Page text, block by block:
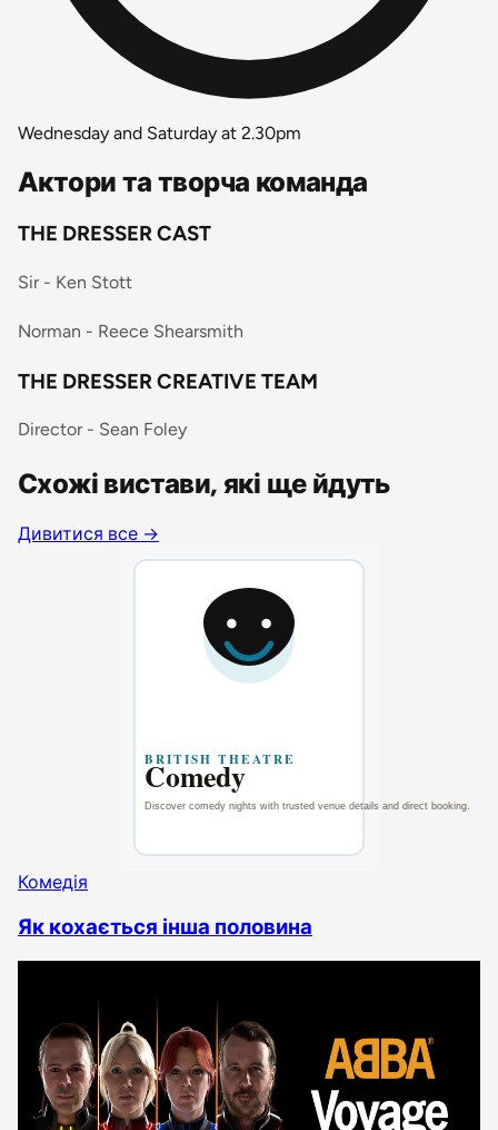
Wednesday and Saturday at 2.30pm
Актори та творча команда
THE DRESSER CAST
Sir - Ken Stott
Norman - Reece Shearsmith
THE DRESSER CREATIVE TEAM
Director - Sean Foley
Схожі вистави, які ще йдуть
Дивитися все →
Комедія
Як кохається інша половина